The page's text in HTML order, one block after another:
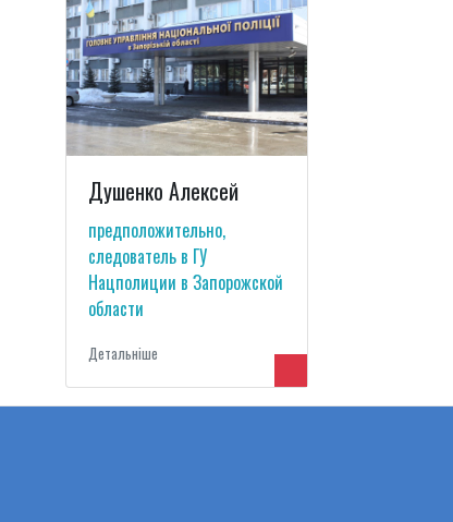
Душенко Алексей
предположительно,
следователь в ГУ
Нацполиции в Запорожской
области
Детальнiше